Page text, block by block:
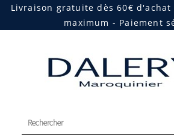
Livraison gratuite dès 60€
maximum - Paiement